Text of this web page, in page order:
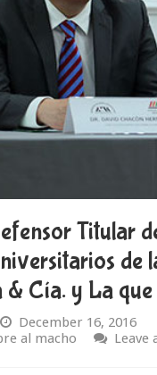
Titular
de
& Cía. y La
December 16, 2016
al macho
Leave